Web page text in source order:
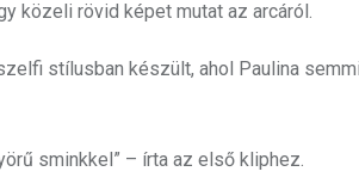
közeli rövid képet mutat az arcáról.
stílusban készült, ahol Paulina
sminkkel” – írta az első kliphez.